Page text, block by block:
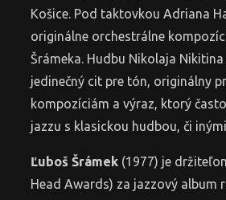
Košice. Pod taktovkou Adriana
originálne orchestrálne
Šrámeka. Hudbu Nikolaja
jedinečný cit pre tón, originálny
kompozíciám a výraz, ktorý
jazzu s klasickou hudbou, či
Ľuboš Šrámek (1977) je
Head Awards) za jazzový album